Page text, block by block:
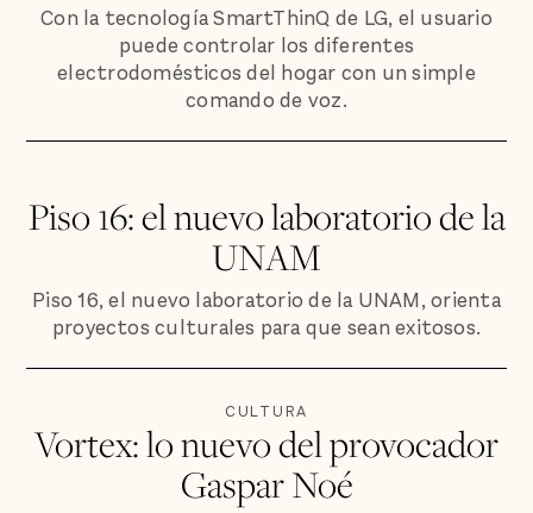
Con la tecnología SmartThinQ de LG, el usuario
puede controlar los diferentes
electrodomésticos del hogar con un simple
comando de voz.
Piso 16: el nuevo laboratorio de la
UNAM
Piso 16, el nuevo laboratorio de la UNAM, orienta
proyectos culturales para que sean exitosos.
CULTURA
Vortex: lo nuevo del provocador
Gaspar Noé